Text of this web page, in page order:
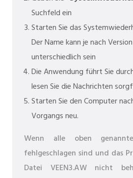
Suchfeld ein
Starten Sie das
Der Name kann je nach
unterschiedlich sein
Die Anwendung führt Sie
lesen Sie die Nachrichten
Starten Sie den Computer
Vorgangs neu.
Wenn alle oben
fehlgeschlagen sind und das
Datei VEEN3.AW nicht